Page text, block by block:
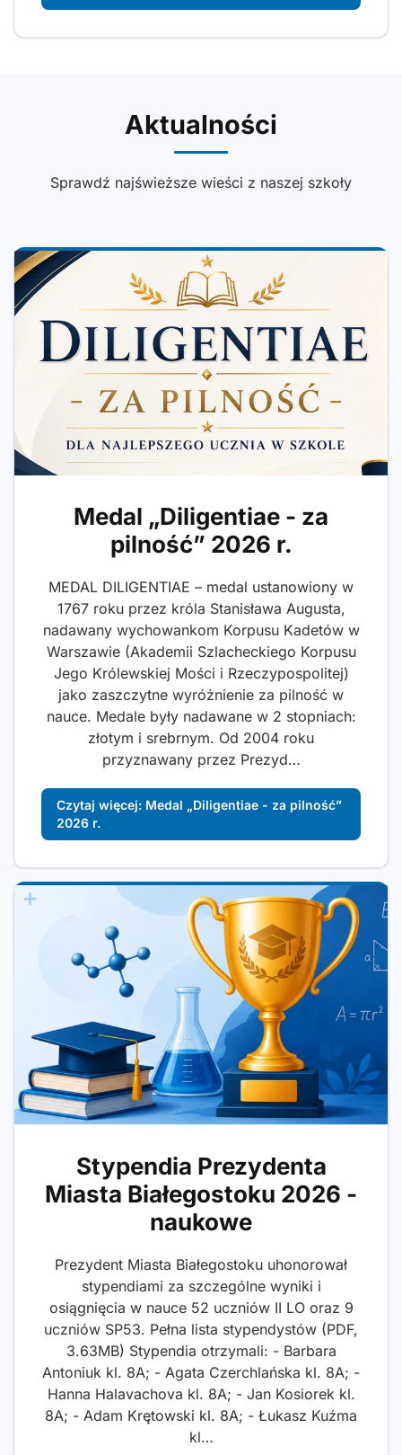
Aktualności
Sprawdź najświeższe wieści z naszej szkoły
Medal „Diligentiae - za
pilność” 2026 r.
MEDAL DILIGENTIAE – medal ustanowiony w
1767 roku przez króla Stanisława Augusta,
nadawany wychowankom Korpusu Kadetów w
Warszawie (Akademii Szlacheckiego Korpusu
Jego Królewskiej Mości i Rzeczypospolitej)
jako zaszczytne wyróżnienie za pilność w
nauce. Medale były nadawane w 2 stopniach:
złotym i srebrnym. Od 2004 roku
przyznawany przez Prezyd…
Czytaj więcej: Medal „Diligentiae - za pilność”
2026 r.
Stypendia Prezydenta
Miasta Białegostoku 2026 -
naukowe
Prezydent Miasta Białegostoku uhonorował
stypendiami za szczególne wyniki i
osiągnięcia w nauce 52 uczniów II LO oraz 9
uczniów SP53. Pełna lista stypendystów (PDF,
3.63MB) Stypendia otrzymali: - Barbara
Antoniuk kl. 8A; - Agata Czerchlańska kl. 8A; -
Hanna Halavachova kl. 8A; - Jan Kosiorek kl.
8A; - Adam Krętowski kl. 8A; - Łukasz Kuźma
kl…